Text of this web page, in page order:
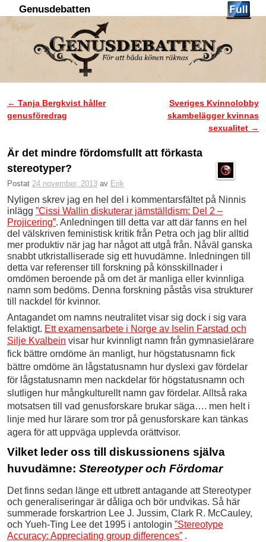
Genusdebatten
Inläggsnavigering
← Tanja Bergkvist håller
genusföredrag
Sveriges Kvinnolobby
skambelägger kvinnas
sexualitet →
Är det mindre fördomsfullt att förkasta
stereotyper?
Postat 24 november, 2013 av Erik
Nyligen skrev jag en hel del i kommentarsfältet på Ninnis
inlägg ”Cissi Wallin diskuterar jämställdism: Del 2 –
Projicering”. Anledningen till detta var att där fanns en hel
del välskriven feministisk kritik från Petra och jag blir alltid
mer produktiv när jag har något att utgå från. Nåväl ganska
snabbt utkristalliserade sig ett huvudämne. Inledningen till
detta var referenser till forskning på könsskillnader i
omdömen beroende på om det är manliga eller kvinnliga
namn som bedöms. Denna forskning påstås visa strukturer
till nackdel för kvinnor.
Antagandet om namns neutralitet visar sig dock i sig vara
felaktigt. Ett examensarbete i Norge av Iselin Farstad och
Silje Kvalbein visar hur kvinnligt namn från gymnasielärare
fick bättre omdöme än manligt, hur högstatusnamn fick
bättre omdöme än lågstatusnamn hur dyslexi gav fördelar
för lågstatusnamn men nackdelar för högstatusnamn och
slutligen hur mångkulturellt namn gav fördelar. Alltså raka
motsatsen till vad genusforskare brukar säga…. men helt i
linje med hur lärare som tror på genusforskare kan tänkas
agera för att uppväga upplevda orättvisor.
Vilket leder oss till diskussionens själva
huvudämne: Stereotyper och Fördomar
Det finns sedan länge ett utbrett antagande att Stereotyper
och generaliseringar är dåliga och bör undvikas. Så här
summerade forskartrion Lee J. Jussim, Clark R. McCauley,
och Yueh-Ting Lee det 1995 i antologin ”Stereotype
Accuracy: Appreciating group differences” .